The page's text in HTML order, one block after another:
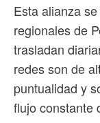
Esta alianza
regionales de
trasladan
redes son de
puntualidad y
flujo constante